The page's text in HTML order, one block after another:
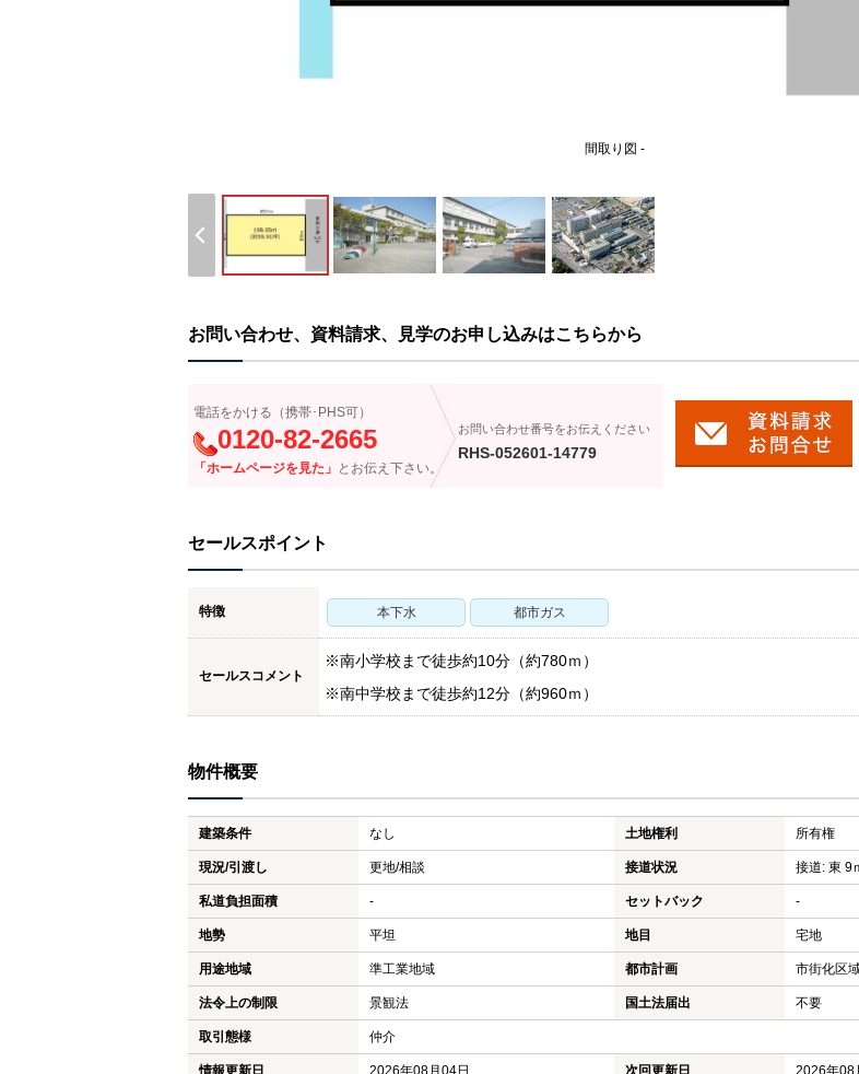
間取り図 -
お問い合わせ、資料請求、見学のお申し込みはこちらから
電話をかける（携帯･PHS可）
0120-82-2665
「ホームページを見た」 とお伝え下さい。
お問い合わせ番号をお伝えください
RHS-052601-14779
セールスポイント
特徴 本下水 都市ガス
セールスコメント
※南小学校まで徒歩約10分（約780ｍ）
※南中学校まで徒歩約12分（約960ｍ）
物件概要
建築条件 なし 土地権利 所有権
現況/引渡し 更地/相談 接道状況 接道: 東 9
私道負担面積 - セットバック -
地勢 平坦 地目 宅地
用途地域 準工業地域 都市計画 市街化区
法令上の制限 景観法 国土法届出 不要
取引態様 仲介
情報更新日 2026年08月04日 次回更新日
2026年08